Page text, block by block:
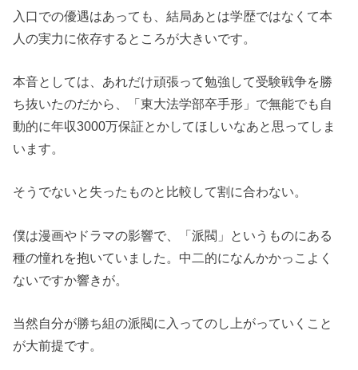
入口での優遇はあっても、結局あとは学歴ではなくて本
人の実力に依存するところが大きいです。
本音としては、あれだけ頑張って勉強して受験戦争を勝
ち抜いたのだから、「東大法学部卒手形」で無能でも自
動的に年収3000万保証とかしてほしいなあと思ってしま
います。
そうでないと失ったものと比較して割に合わない。
僕は漫画やドラマの影響で、「派閥」というものにある
種の憧れを抱いていました。中二的になんかかっこよく
ないですか響きが。
当然自分が勝ち組の派閥に入ってのし上がっていくこと
が大前提です。